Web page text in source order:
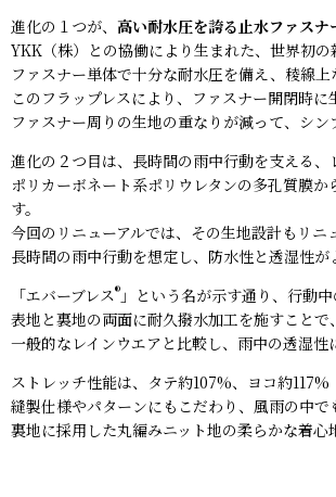
進化の１つが、 高い耐水圧を誇る止水ファスナ
YKK（株）との協働により生まれた、世界初の
ファスナー単体で十分な耐水圧を備え、稜線
このフラップレスにより、ファスナー開閉時に
ファスナー周りの生地の重なりが減って、シン
進化の２つ目は、長時間の雨中行動を支える、
ポリカーボネート系ポリウレタンの多孔質膜か
す。
今回のリニューアルでは、その生地設計もリ
長時間の雨中行動を想定し、防水性と透湿性
「エバーブレス® 」という名が示す通り、行動
表地と裏地の両面に耐久撥水加工を施すことで
一般的なレインウエアと比較し、雨中の透湿
ストレッチ性能は、タテ約107%、ヨコ約117%
縫製仕様やパターンにもこだわり、風雨の中で
裏地に採用した丸編みニット地の柔らかな着心